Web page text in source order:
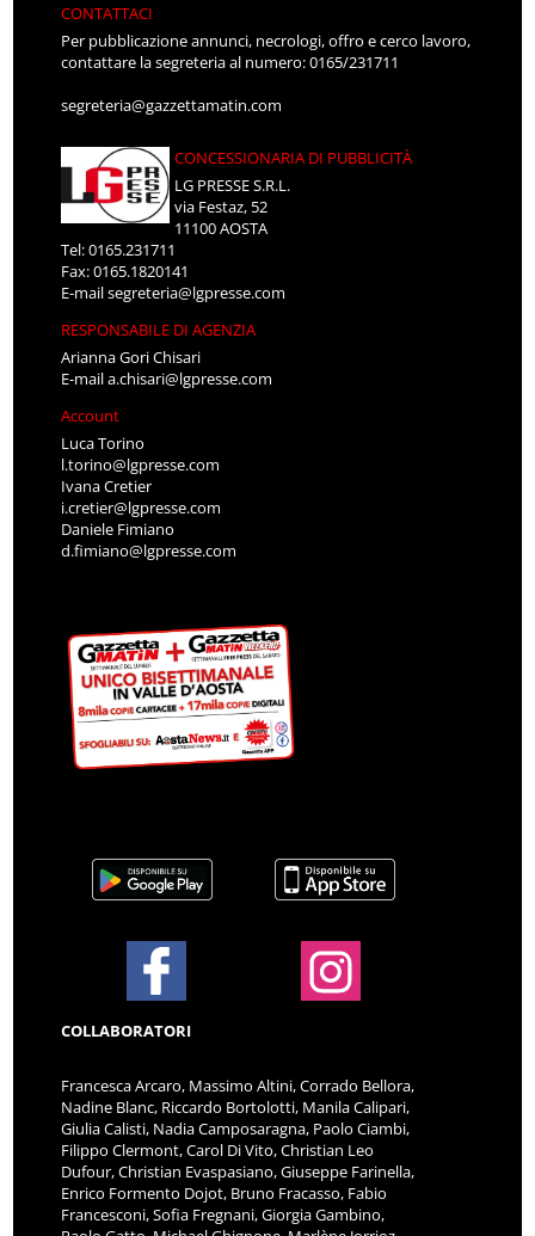
CONTATTACI
Per pubblicazione annunci, necrologi, offro e cerco lavoro,
contattare la segreteria al numero: 0165/231711
segreteria@gazzettamatin.com
CONCESSIONARIA DI PUBBLICITÀ
LG PRESSE S.R.L.
via Festaz, 52
11100 AOSTA
Tel: 0165.231711
Fax: 0165.1820141
E-mailsegreteria@lgpresse.com
RESPONSABILE DI AGENZIA
Arianna Gori Chisari
E-maila.chisari@lgpresse.com
Account
Luca Torino
l.torino@lgpresse.com
Ivana Cretier
i.cretier@lgpresse.com
Daniele Fimiano
d.fimiano@lgpresse.com
COLLABORATORI
Francesca Arcaro, Massimo Altini, Corrado Bellora,
Nadine Blanc, Riccardo Bortolotti, Manila Calipari,
Giulia Calisti, Nadia Camposaragna, Paolo Ciambi,
Filippo Clermont, Carol Di Vito, Christian Leo
Dufour, Christian Evaspasiano, Giuseppe Farinella,
Enrico Formento Dojot, Bruno Fracasso, Fabio
Francesconi, Sofia Fregnani, Giorgia Gambino,